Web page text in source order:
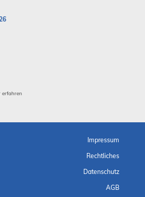
erfahren
Impressum
Rechtliches
Datenschutz
AGB